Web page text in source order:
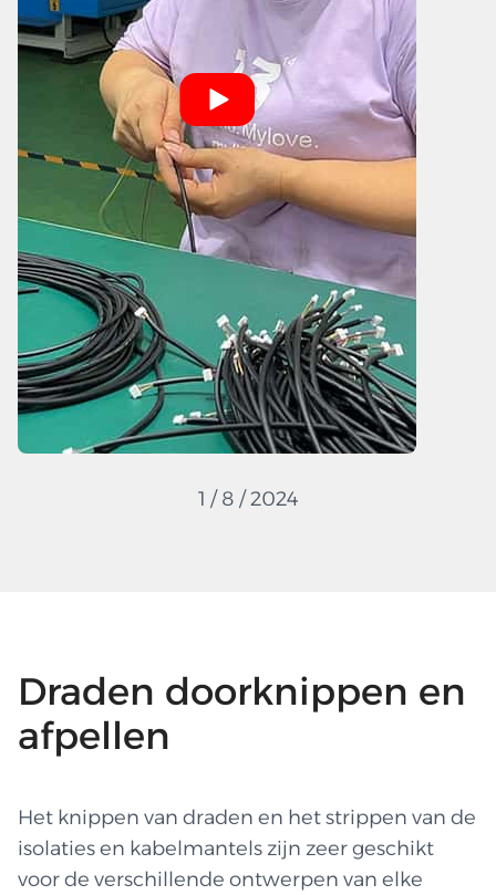
1 / 8 / 2024
Draden doorknippen en
afpellen
Het knippen van draden en het strippen van de
isolaties en kabelmantels zijn zeer geschikt
voor de verschillende ontwerpen van elke